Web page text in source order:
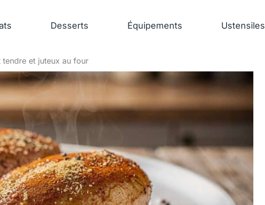
Desserts Équipements Ustensiles
tendre et juteux au four